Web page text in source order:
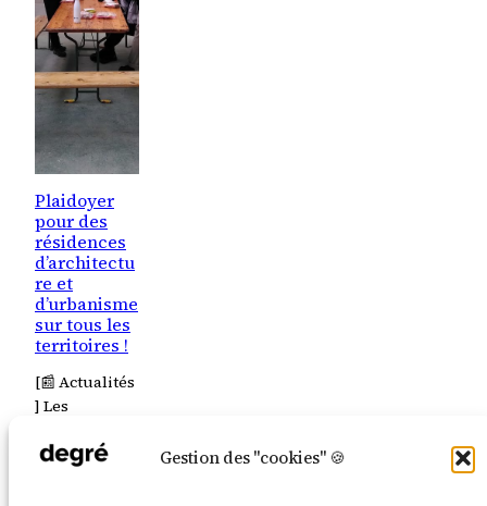
Gestion des "cookies" 🍪
Plaidoyer
pour des
résidences
d’architectu
re et
d’urbanisme
sur tous les
territoires !
[📰 Actualités
] Les
constituent